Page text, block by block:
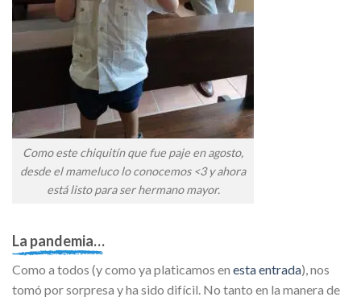
Como este chiquitín que fue paje en agosto,
desde el mameluco lo conocemos <3 y ahora
está listo para ser hermano mayor.
La pandemia…
Como a todos (y como ya platicamos en esta entrada), nos
tomó por sorpresa y ha sido difícil. No tanto en la manera de